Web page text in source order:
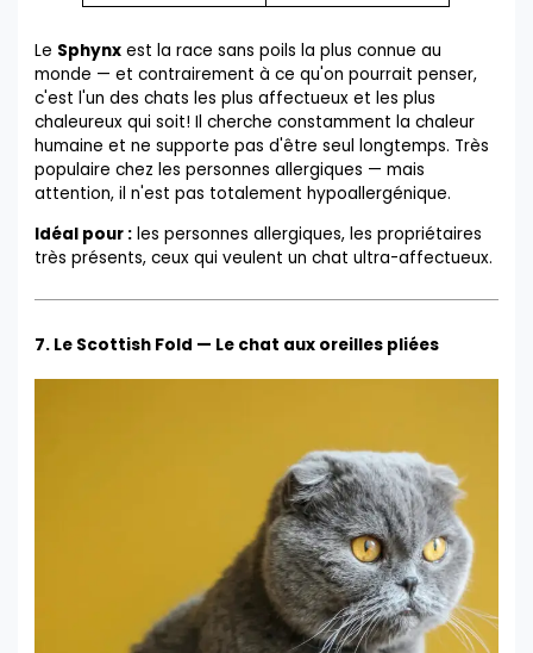
Le Sphynx est la race sans poils la plus connue au
monde — et contrairement à ce qu'on pourrait penser,
c'est l'un des chats les plus affectueux et les plus
chaleureux qui soit! Il cherche constamment la chaleur
humaine et ne supporte pas d'être seul longtemps. Très
populaire chez les personnes allergiques — mais
attention, il n'est pas totalement hypoallergénique.
Idéal pour : les personnes allergiques, les propriétaires
très présents, ceux qui veulent un chat ultra-affectueux.
7. Le Scottish Fold — Le chat aux oreilles pliées